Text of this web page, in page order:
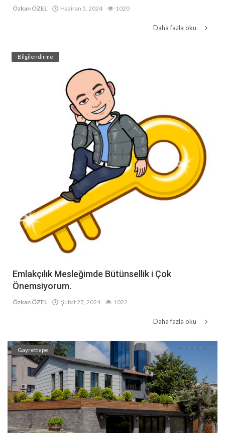
Özkan ÖZEL Haziran 5, 2024 1020
Daha fazla oku
Bilgilendirme
Emlakçılık Mesleğimde Bütünsellik i Çok
Önemsiyorum.
Özkan ÖZEL Şubat 27, 2024 1022
Daha fazla oku
Gayrettepe